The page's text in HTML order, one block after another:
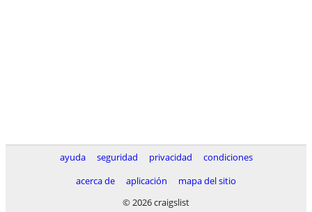
ayuda seguridad privacidad
condiciones
acerca de
aplicación
mapa del sitio
© 2026 craigslist